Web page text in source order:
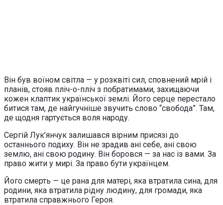
Він був воїном світла — у розквіті сил, сповнений мрій і
планів, стояв пліч-о-пліч з побратимами, захищаючи
кожен клаптик української землі. Його серце перестало
битися там, де найгучніше звучить слово “свобода”. Там,
де щодня гартується воля народу.
Сергій Лук’янчук залишався вірним присязі до
останнього подиху. Він не зрадив ані себе, ані свою
землю, ані свою родину. Він боровся — за нас із вами. За
право жити у мирі. За право бути українцем.
Його смерть — це рана для матері, яка втратила сина, для
родини, яка втратила рідну людину, для громади, яка
втратила справжнього Героя.